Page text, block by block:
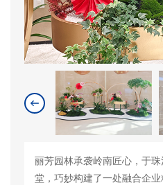
丽芳园林承袭岭南匠心，于
堂，巧妙构建了一处融合企